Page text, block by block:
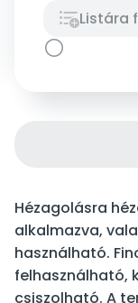
Listára
Hézagolásra
alkalmazva,
használható.
felhasználható,
csiszolható. A